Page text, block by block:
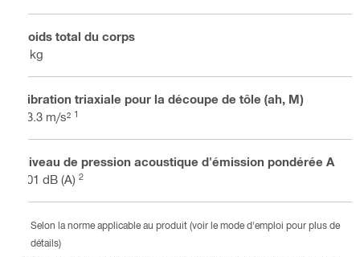
Poids total du corps
2 kg
Vibration triaxiale pour la découpe de tôle (ah, M)
13.3 m/s² 1
Niveau de pression acoustique d'émission pondérée A
101 dB (A) 2
Selon la norme applicable au produit (voir le mode d'emploi pour plus de
détails)